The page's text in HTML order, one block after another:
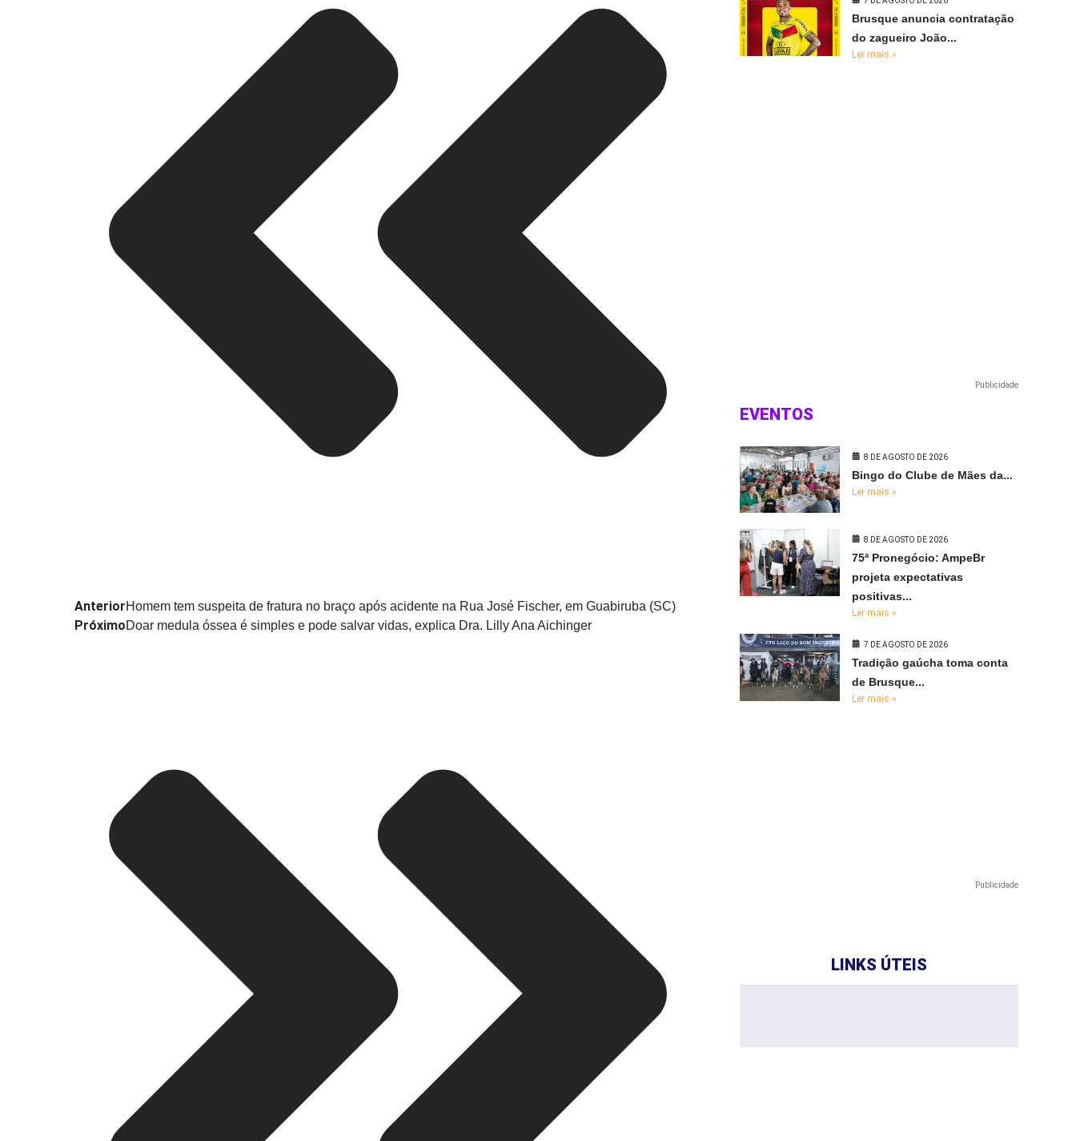
AnteriorHomem tem suspeita de fratura no braço após acidente na Rua José Fischer, em Guabiruba (SC)
PróximoDoar medula óssea é simples e pode salvar vidas, explica Dra. Lilly Ana Aichinger
Brusque anuncia contratação
do zagueiro João...
Ler mais »
Publicidade
EVENTOS
8 DE AGOSTO DE 2026
Bingo do Clube de Mães da...
Ler mais »
8 DE AGOSTO DE 2026
75ª Pronegócio: AmpeBr
projeta expectativas
positivas...
Ler mais »
7 DE AGOSTO DE 2026
Tradição gaúcha toma conta
de Brusque...
Ler mais »
Publicidade
LINKS ÚTEIS